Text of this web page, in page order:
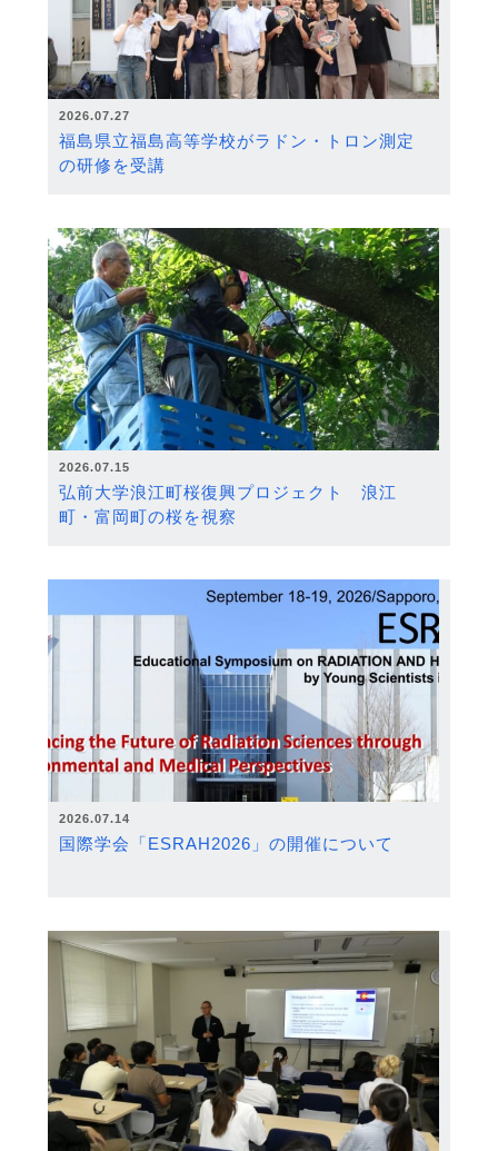
2026.07.27
福島県立福島高等学校がラドン・トロン測定
の研修を受講
2026.07.15
弘前大学浪江町桜復興プロジェクト 浪江
町・富岡町の桜を視察
2026.07.14
国際学会「ESRAH2026」の開催について